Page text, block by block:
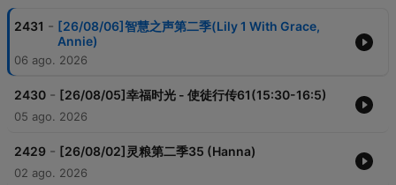
2431 - [26/08/06]智慧之声第二季(Lily 1 With Grace,
Annie)
06 ago. 2026
2430 - [26/08/05]幸福时光 - 使徒行传61(15:30-16:5)
05 ago. 2026
2429 - [26/08/02]灵粮第二季35 (Hanna)
02 ago. 2026